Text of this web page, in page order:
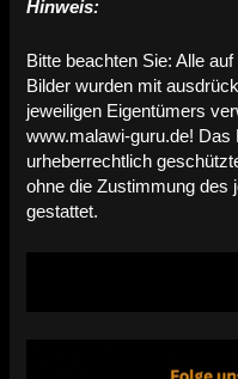
Hinweis:
Bitte beachten Sie: Alle
Bilder wurden mit
jeweiligen Eigentümers
www.malawi-guru.de! Das
urheberrechtlich
ohne die Zustimmung des
gestattet.